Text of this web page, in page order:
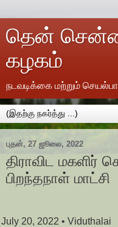
தென்
கழகம்
நடவடிக்கை மற்றும்
புதன், 27 ஜூலை, 2022
திராவிட மகளிர்
பிறந்தநாள் மாட்சி
20, 2022• Viduthalai